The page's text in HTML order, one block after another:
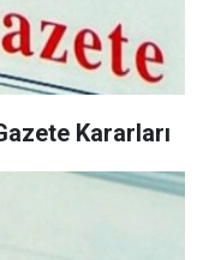
Kararları